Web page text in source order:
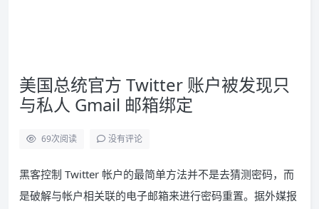
美国总统官方 Twitter 账户被发现只
与私人 Gmail 邮箱绑定
69次阅读 没有评论
黑客控制 Twitter 帐户的最简单方法并不是去猜测密码，而
是破解与帐户相关联的电子邮箱来进行密码重置。据外媒报